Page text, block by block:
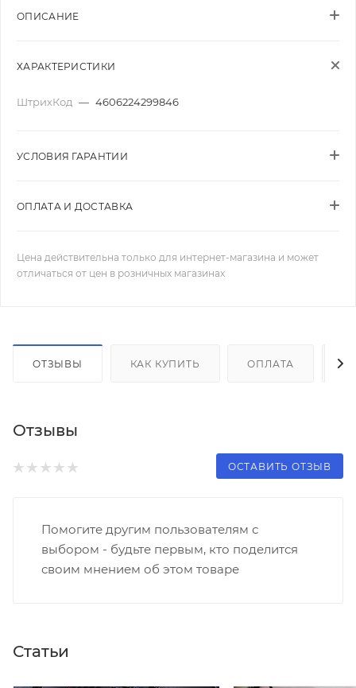
ОПИСАНИЕ
ХАРАКТЕРИСТИКИ
ШтрихКод — 4606224299846
УСЛОВИЯ ГАРАНТИИ
ОПЛАТА И ДОСТАВКА
Цена действительна только для интернет-магазина и может
отличаться от цен в розничных магазинах
ОТЗЫВЫ КАК КУПИТЬ ОПЛАТА
Отзывы
ОСТАВИТЬ ОТЗЫВ
Помогите другим пользователям с
выбором - будьте первым, кто поделится
своим мнением об этом товаре
Статьи